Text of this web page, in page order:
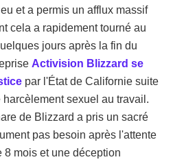
et a permis un afflux massif
cela a rapidement tourné au
jours après la fin du
Activision Blizzard se
par l'État de Californie suite
sexuel au travail.
de Blizzard a pris un sacré
pas besoin après l'attente
8 mois et une déception